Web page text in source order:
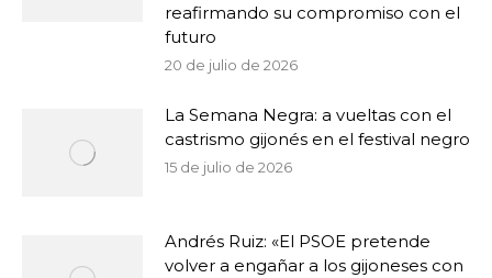
reafirmando su compromiso con el
futuro
20 de julio de 2026
La Semana Negra: a vueltas con el
castrismo gijonés en el festival negro
15 de julio de 2026
Andrés Ruiz: «El PSOE pretende
volver a engañar a los gijoneses con